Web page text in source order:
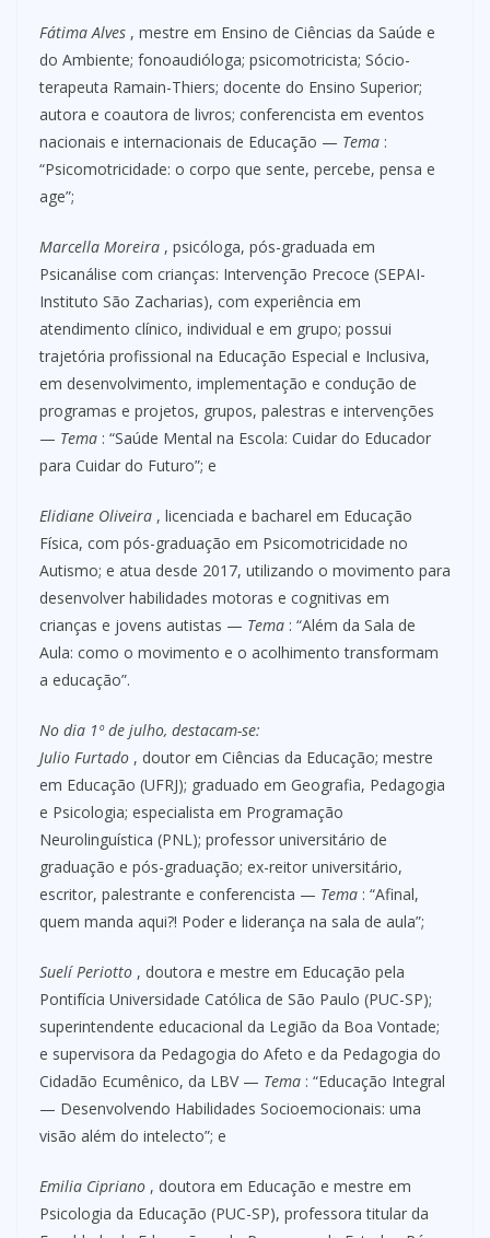
Fátima Alves , mestre em Ensino de Ciências da Saúde e
do Ambiente; fonoaudióloga; psicomotricista; Sócio-
terapeuta Ramain-Thiers; docente do Ensino Superior;
autora e coautora de livros; conferencista em eventos
nacionais e internacionais de Educação — Tema :
“Psicomotricidade: o corpo que sente, percebe, pensa e
age”;
Marcella Moreira , psicóloga, pós-graduada em
Psicanálise com crianças: Intervenção Precoce (SEPAI-
Instituto São Zacharias), com experiência em
atendimento clínico, individual e em grupo; possui
trajetória profissional na Educação Especial e Inclusiva,
em desenvolvimento, implementação e condução de
programas e projetos, grupos, palestras e intervenções
— Tema : “Saúde Mental na Escola: Cuidar do Educador
para Cuidar do Futuro”; e
Elidiane Oliveira , licenciada e bacharel em Educação
Física, com pós-graduação em Psicomotricidade no
Autismo; e atua desde 2017, utilizando o movimento para
desenvolver habilidades motoras e cognitivas em
crianças e jovens autistas — Tema : “Além da Sala de
Aula: como o movimento e o acolhimento transformam
a educação”.
No dia 1º de julho, destacam-se:
Julio Furtado , doutor em Ciências da Educação; mestre
em Educação (UFRJ); graduado em Geografia, Pedagogia
e Psicologia; especialista em Programação
Neurolinguística (PNL); professor universitário de
graduação e pós-graduação; ex-reitor universitário,
escritor, palestrante e conferencista — Tema : “Afinal,
quem manda aqui?! Poder e liderança na sala de aula”;
Suelí Periotto , doutora e mestre em Educação pela
Pontifícia Universidade Católica de São Paulo (PUC-SP);
superintendente educacional da Legião da Boa Vontade;
e supervisora da Pedagogia do Afeto e da Pedagogia do
Cidadão Ecumênico, da LBV — Tema : “Educação Integral
— Desenvolvendo Habilidades Socioemocionais: uma
visão além do intelecto”; e
Emilia Cipriano , doutora em Educação e mestre em
Psicologia da Educação (PUC-SP), professora titular da